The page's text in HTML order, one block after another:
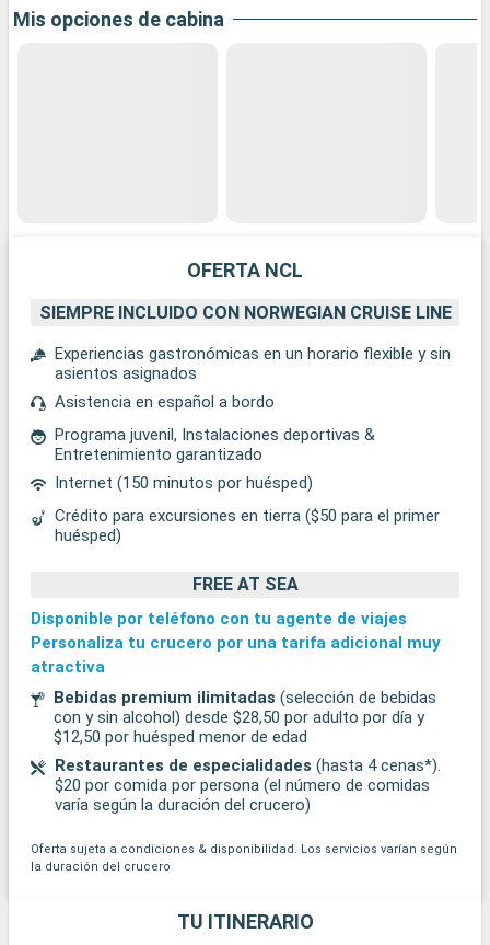
Mis opciones de cabina
OFERTA NCL
SIEMPRE INCLUIDO CON NORWEGIAN CRUISE LINE
Experiencias gastronómicas en un horario flexible y sin
asientos asignados
Asistencia en español a bordo
Programa juvenil, Instalaciones deportivas &
Entretenimiento garantizado
Internet (150 minutos por huésped)
Crédito para excursiones en tierra ($50 para el primer
huésped)
FREE AT SEA
Disponible por teléfono con tu agente de viajes
Personaliza tu crucero por una tarifa adicional muy
atractiva
Bebidas premium ilimitadas (selección de bebidas
con y sin alcohol) desde $28,50 por adulto por día y
$12,50 por huésped menor de edad
Restaurantes de especialidades (hasta 4 cenas*).
$20 por comida por persona (el número de comidas
varía según la duración del crucero)
Oferta sujeta a condiciones & disponibilidad. Los servicios varían según
la duración del crucero
TU ITINERARIO